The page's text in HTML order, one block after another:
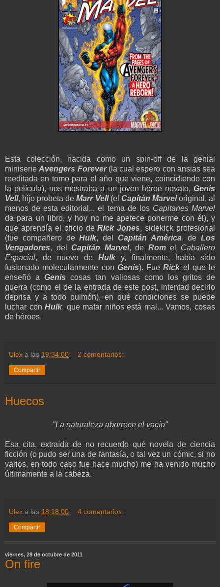
Esta colección, nacida como un spin-off de la genial
miniserieAvengers Forever(la cual espero con ansias sea
reeditada en tomo para el año que viene, coincidiendo con
la película), nos mostraba a un joven héroe novato, Genis
Vell, hijo probeta deMarr Vell(el Capitán Marveloriginal, al
menos de esta editorial... el tema de los Capitanes Marvel
da para un libro, y hoy no me apetece ponerme con él), y
que aprendía el oficio deRick Jones, sidekick profesional
(fue compañero deHulk, del Capitán América, de Los
Vengadores, delCapitán Marvel, de Romel Caballero
Espacial, de nuevo de Hulk y, finalmente, había sido
fusionado molecularmente con Genis). FueRick el que le
enseñó aGeniscosas tan valiosas como los gritos de
guerra (como el de la entrada de este post, intentad decirlo
deprisa y a todo pulmón), en qué condiciones se puede
luchar conHulk, que matar niños está mal... Vamos, cosas
de héroes.
Ulex a las 19:34:00 2 comentarios:
Compartir
Huecos
"La naturaleza aborrece el vacío"
Esa cita, extraída de no recuerdo qué novela de ciencia
ficción (o pudo ser una de fantasía, o tal vez un cómic, si no
varios, en todo caso fue hace mucho) me ha venido mucho
últimamente a la cabeza.
Ulex a las 18:18:00 4 comentarios:
Compartir
viernes, 28 de octubre de 2011
On fire